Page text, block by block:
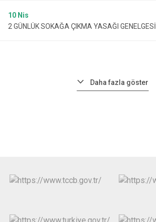
10 Nis
2 GÜNLÜK SOKAĞA ÇIKMA YASAĞI GENELGESİ
Daha fazla göster